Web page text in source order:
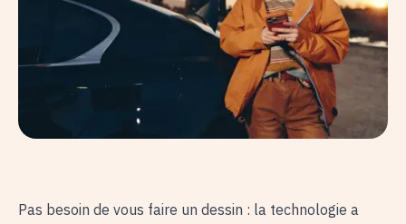
Pas besoin de vous faire un dessin : la technologie a